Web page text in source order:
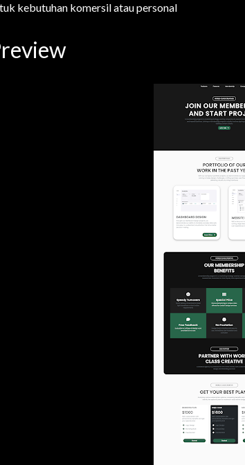
kebutuhan komersil atau personal